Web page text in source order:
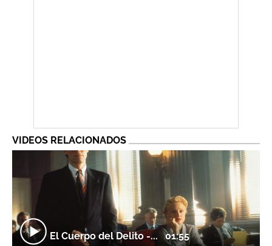
VIDEOS RELACIONADOS
El Cuerpo del Delito -...01:55